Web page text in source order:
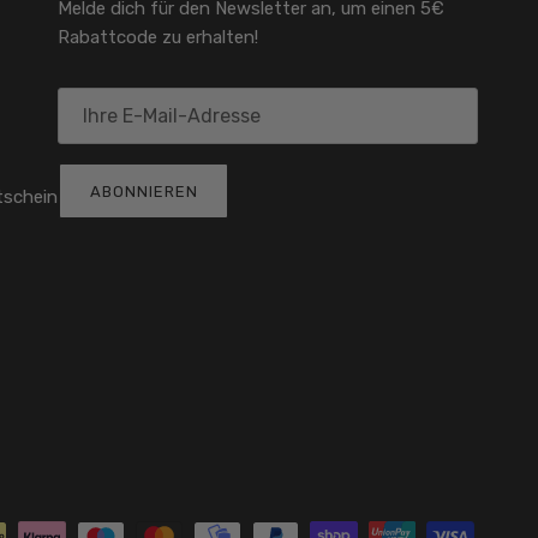
Melde dich für den Newsletter an, um einen 5€
Rabattcode zu erhalten!
ABONNIEREN